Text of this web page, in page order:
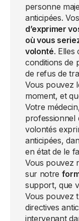
personne
anticipées.
d’exprimer
où vous
volonté. Elles
conditions de
de refus de
Vous pouvez
moment, et
Votre
professionnel
volontés
anticipées,
en état de le
Vous pouvez
sur notre
support, que
Vous pouvez
directives
intervenant